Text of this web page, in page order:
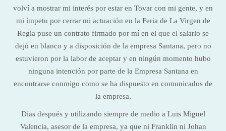
volví a mostrar mi interés por estar en Tovar con mi gente, y en
mi ímpetu por cerrar mi actuación en la Feria de La Virgen de
Regla puse un contrato firmado por mí en el que el salario se
dejó en blanco y a disposición de la empresa Santana, pero no
estuvieron por la labor de aceptar y en ningún momento hubo
ninguna intención por parte de la Empresa Santana en
encontrarse conmigo como se ha dispuesto en comunicados de
la empresa.
Días después y utilizando siempre de medio a Luis Miguel
Valencia, asesor de la empresa, ya que ni Franklin ni Johan